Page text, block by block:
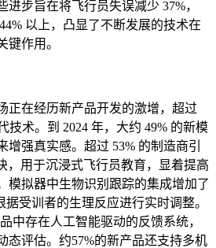
步旨在将飞行员失误减少 37%，
以上，凸显了不断发展的技术在
键作用。
正在经历新产品开发的激增，超过
技术。到 2024 年，大约 49% 的新模
强真实感。超过 53% 的制造商引
，用于沉浸式飞行员教育，显着提高
模拟器中生物识别跟踪的集成增加了
受训者的生理反应进行实时调整。
中存在人工智能驱动的反馈系统，
态评估。约57%的新产品还支持多机